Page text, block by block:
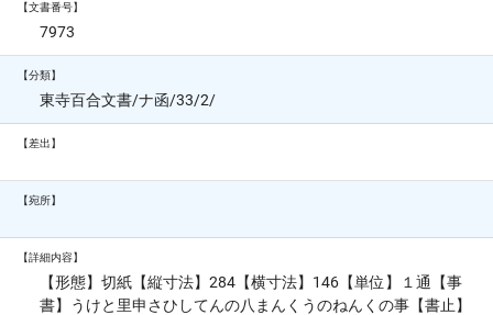
【文書番号】
7973
【分類】
東寺百合文書/ナ函/33/2/
【差出】
【宛所】
【詳細内容】
【形態】切紙【縦寸法】284【横寸法】146【単位】１通【事
書】うけと里申さひしてんの八まんくうのねんくの事【書止】